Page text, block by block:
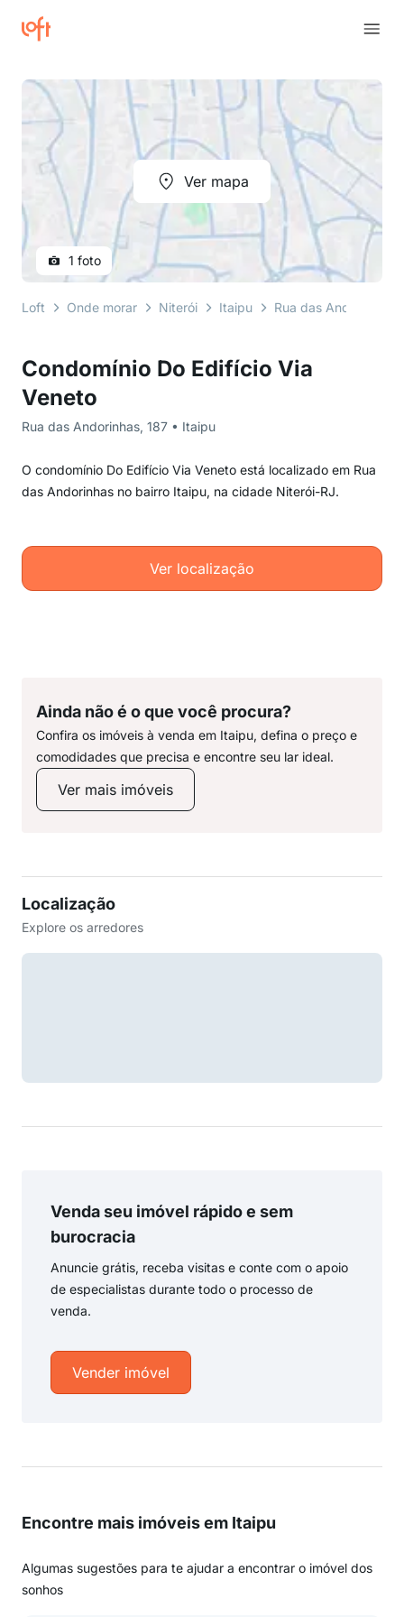
Condomínio Do Edifício Via
Veneto
Rua das Andorinhas, 187 • Itaipu
O condomínio Do Edifício Via Veneto está localizado em Rua
das Andorinhas no bairro Itaipu, na cidade Niterói-RJ.
Ver localização
Ver mapa
1 foto
Loft Onde morar Niterói Itaipu Rua das Andorinhas
Ainda não é o que você procura?
Confira os imóveis à venda em Itaipu, defina o preço e
comodidades que precisa e encontre seu lar ideal.
Ver mais imóveis
Localização
Explore os arredores
Venda seu imóvel rápido e sem
burocracia
Anuncie grátis, receba visitas e conte com o apoio
de especialistas durante todo o processo de
venda.
Vender imóvel
Encontre mais imóveis em Itaipu
Algumas sugestões para te ajudar a encontrar o imóvel dos
sonhos